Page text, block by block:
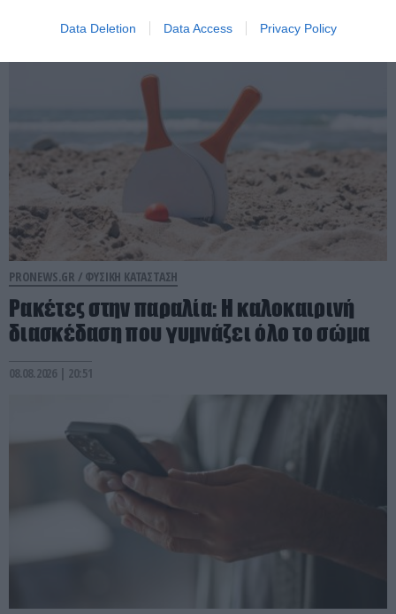
Data Deletion Data Access Privacy Policy
08.08.2026 | 21:00
PRONEWS.GR / ΦΥΣΙΚΗ ΚΑΤΑΣΤΑΣΗ
Ρακέτες στην παραλία: Η καλοκαιρινή
διασκέδαση που γυμνάζει όλο το σώμα
08.08.2026 | 20:51